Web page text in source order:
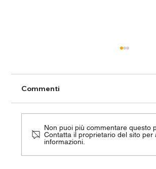
Commenti
Non puoi più commentare questo
Contatta il proprietario del sito per
informazioni.